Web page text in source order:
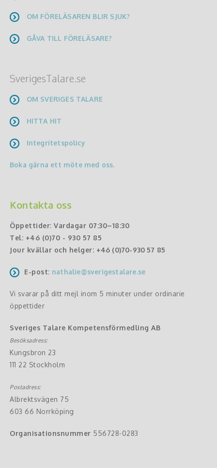
OM FÖRELÄSAREN BLIR SJUK?
GÅVA TILL FÖRELÄSARE?
SverigesTalare.se
OM SVERIGES TALARE
HITTA HIT
Integritetspolicy
Boka gärna ett möte med oss.
Kontakta oss
Öppettider: Vardagar 07:30–18:30
Tel: +46 (0)70 - 930 57 85
Jour kvällar och helger: +46 (0)70-930 57 85
E-post: nathalie@sverigestalare.se
Vi svarar på ditt mejl inom 5 minuter under ordinarie
öppettider
Sveriges Talare Kompetensförmedling AB
Besöksadress:
Kungsbron 23
111 22 Stockholm
Postadress:
Albrektsvägen 75
603 66 Norrköping
Organisationsnummer 556728-0283